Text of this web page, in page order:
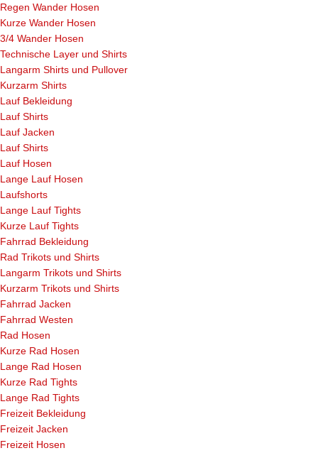
Regen Wander Hosen
Kurze Wander Hosen
3/4 Wander Hosen
Technische Layer und Shirts
Langarm Shirts und Pullover
Kurzarm Shirts
Lauf Bekleidung
Lauf Shirts
Lauf Jacken
Lauf Shirts
Lauf Hosen
Lange Lauf Hosen
Laufshorts
Lange Lauf Tights
Kurze Lauf Tights
Fahrrad Bekleidung
Rad Trikots und Shirts
Langarm Trikots und Shirts
Kurzarm Trikots und Shirts
Fahrrad Jacken
Fahrrad Westen
Rad Hosen
Kurze Rad Hosen
Lange Rad Hosen
Kurze Rad Tights
Lange Rad Tights
Freizeit Bekleidung
Freizeit Jacken
Freizeit Hosen